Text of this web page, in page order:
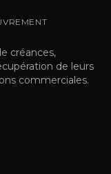
créances,
de leurs
commerciales.